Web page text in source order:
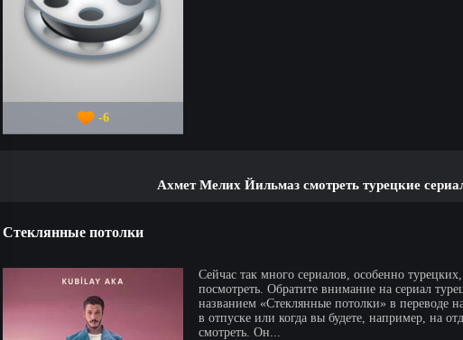
-6
Ахмет Мелих Йильмаз смотреть турецкие
Стеклянные потолки
Сейчас так много сериалов, особенно
посмотреть. Обратите внимание на сериал
названием «Стеклянные потолки» в переводе
в отпуске или когда вы будете, например, на
смотреть. Он...